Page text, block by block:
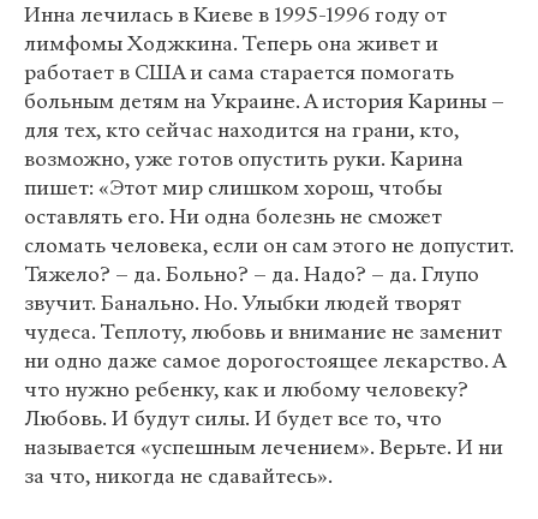
Инна лечилась в Киеве в 1995-1996 году от
лимфомы Ходжкина. Теперь она живет и
работает в США и сама старается помогать
больным детям на Украине. А история Карины –
для тех, кто сейчас находится на грани, кто,
возможно, уже готов опустить руки. Карина
пишет: «Этот мир слишком хорош, чтобы
оставлять его. Ни одна болезнь не сможет
сломать человека, если он сам этого не допустит.
Тяжело? – да. Больно? – да. Надо? – да. Глупо
звучит. Банально. Но. Улыбки людей творят
чудеса. Теплоту, любовь и внимание не заменит
ни одно даже самое дорогостоящее лекарство. А
что нужно ребенку, как и любому человеку?
Любовь. И будут силы. И будет все то, что
называется «успешным лечением». Верьте. И ни
за что, никогда не сдавайтесь».